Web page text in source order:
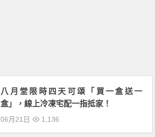
八月堂限時四天可頌「買一盒送一
盒」，線上冷凍宅配一指抵家！
06月21日 1,136